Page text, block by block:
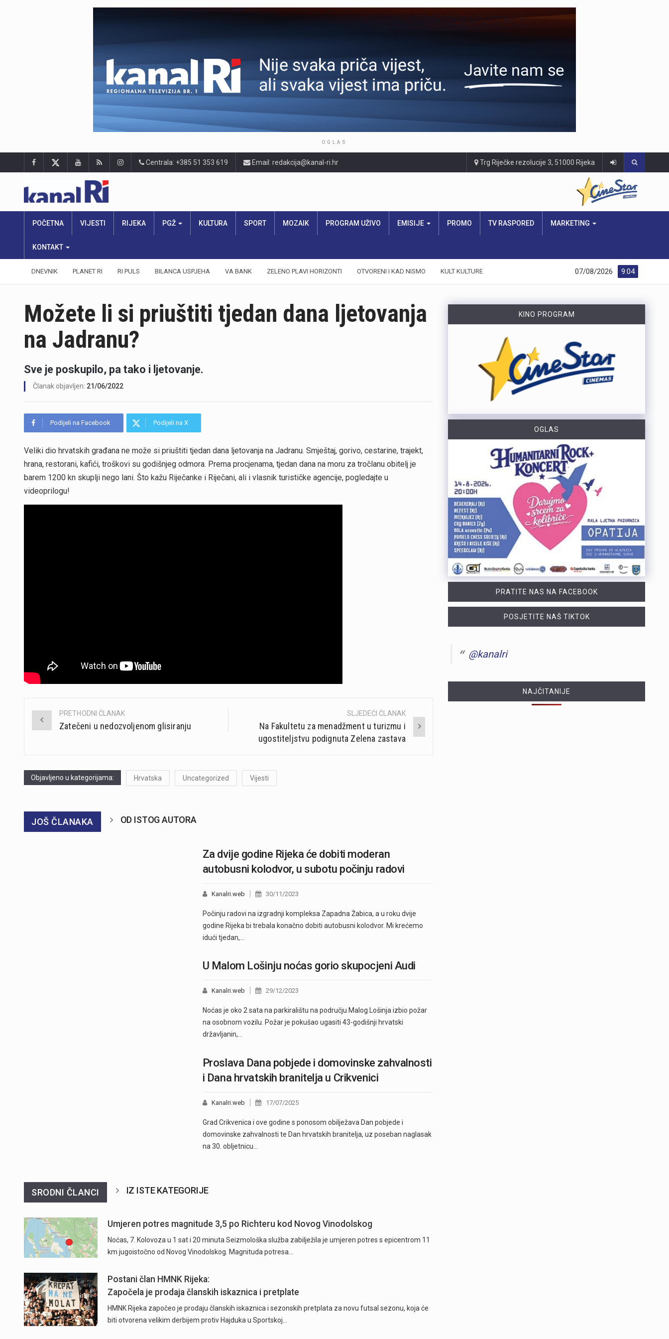
OGLAS
Centrala: +385 51 353 619 Email: redakcija@kanal-ri.hr Trg Riječke rezolucije 3, 51000 Rijeka
POČETNA VIJESTI RIJEKA PGŽ KULTURA SPORT MOZAIK PROGRAM UŽIVO EMISIJE PROMO TV RASPORED MARKETING
KONTAKT
DNEVNIK PLANET RI RI PULS BILANCA USPJEHA VA BANK ZELENO PLAVI HORIZONTI OTVORENI I KAD NISMO KULT KULTURE 9:04
07/08/2026
Možete li si priuštiti tjedan dana ljetovanja
na Jadranu?
Sve je poskupilo, pa tako i ljetovanje.
Članak objavljen: 21/06/2022
Podijeli na Facebook Podijeli na X
Veliki dio hrvatskih građana ne može si priuštiti tjedan dana ljetovanja na Jadranu. Smještaj, gorivo, cestarine, trajekt,
hrana, restorani, kafići, troškovi su godišnjeg odmora. Prema procjenama, tjedan dana na moru za tročlanu obitelj je
barem 1200 kn skuplji nego lani. Što kažu Riječanke i Riječani, ali i vlasnik turističke agencije, pogledajte u
videoprilogu!
Post
PRETHODNI ČLANAK
Zatečeni u nedozvoljenom glisiranju
SLJEDEĆI ČLANAK
Na Fakultetu za menadžment u turizmu i
ugostiteljstvu podignuta Zelena zastava
Objavljeno u kategorijama: Hrvatska Uncategorized Vijesti
JOŠ ČLANAKA OD ISTOG AUTORA
Za dvije godine Rijeka će dobiti moderan
autobusni kolodvor, u subotu počinju radovi
Kanalri.web 30/11/2023
Počinju radovi na izgradnji kompleksa Zapadna Žabica, a u roku dvije
godine Rijeka bi trebala konačno dobiti autobusni kolodvor. Mi krećemo
idući tjedan,…
U Malom Lošinju noćas gorio skupocjeni Audi
Kanalri.web 29/12/2023
Noćas je oko 2 sata na parkiralištu na području Malog Lošinja izbio požar
na osobnom vozilu. Požar je pokušao ugasiti 43-godišnji hrvatski
državljanin,…
Proslava Dana pobjede i domovinske zahvalnosti
i Dana hrvatskih branitelja u Crikvenici
Kanalri.web 17/07/2025
Grad Crikvenica i ove godine s ponosom obilježava Dan pobjede i
domovinske zahvalnosti te Dan hrvatskih branitelja, uz poseban naglasak
na 30. obljetnicu…
SRODNI ČLANCI IZ ISTE KATEGORIJE
Umjeren potres magnitude 3,5 po Richteru kod Novog Vinodolskog
Noćas, 7. Kolovoza u 1 sat i 20 minuta Seizmološka služba zabilježila je umjeren potres s epicentrom 11
km jugoistočno od Novog Vinodolskog. Magnituda potresa…
Započela je prodaja
članskih iskaznica i
pretplate" />
Postani član HMNK Rijeka:
Započela je prodaja članskih iskaznica i pretplate
HMNK Rijeka započeo je prodaju članskih iskaznica i sezonskih pretplata za novu futsal sezonu, koja će
biti otvorena velikim derbijem protiv Hajduka u Sportskoj…
KINO PROGRAM
OGLAS
PRATITE NAS NA FACEBOOK
POSJETITE NAŠ TIKTOK
@kanalri
NAJČITANIJE